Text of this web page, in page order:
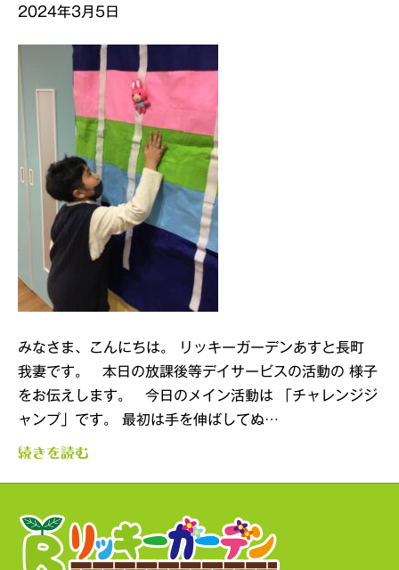
2024年3月5日
みなさま、こんにちは。 リッキーガーデンあすと長町
我妻です。 本日の放課後等デイサービスの活動の 様子
をお伝えします。 今日のメイン活動は 「チャレンジジ
ャンプ」です。 最初は手を伸ばしてぬ…
続きを読む